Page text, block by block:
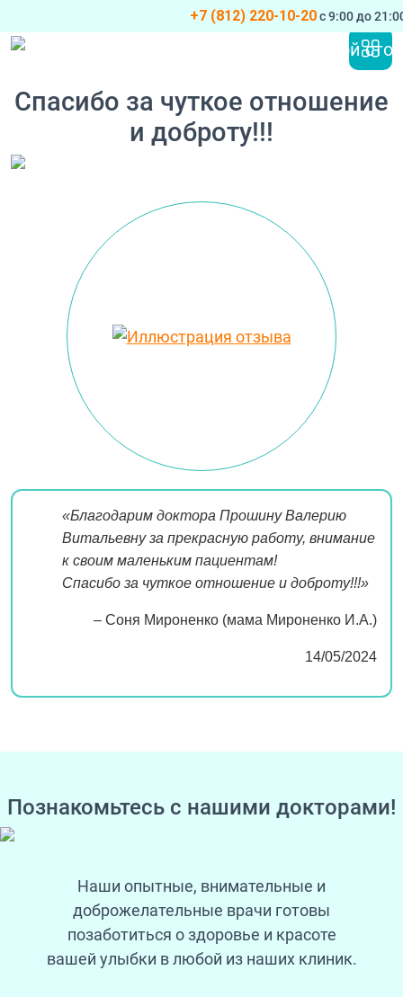
Перейти к содержимому
+7 (812) 220-10-20с 9:00 до
Спасибо за чуткое отношение
и доброту!!!
«Благодарим доктора Прошину Валерию
Витальевну за прекрасную работу, внимание
к своим маленьким пациентам!
Спасибо за чуткое отношение и доброту!!!»
– Соня Мироненко (мама Мироненко И.А.)
14/05/2024
Познакомьтесь с нашими докторами!
Наши опытные, внимательные и
доброжелательные врачи готовы
позаботиться о здоровье и красоте
вашей улыбки в любой из наших клиник.